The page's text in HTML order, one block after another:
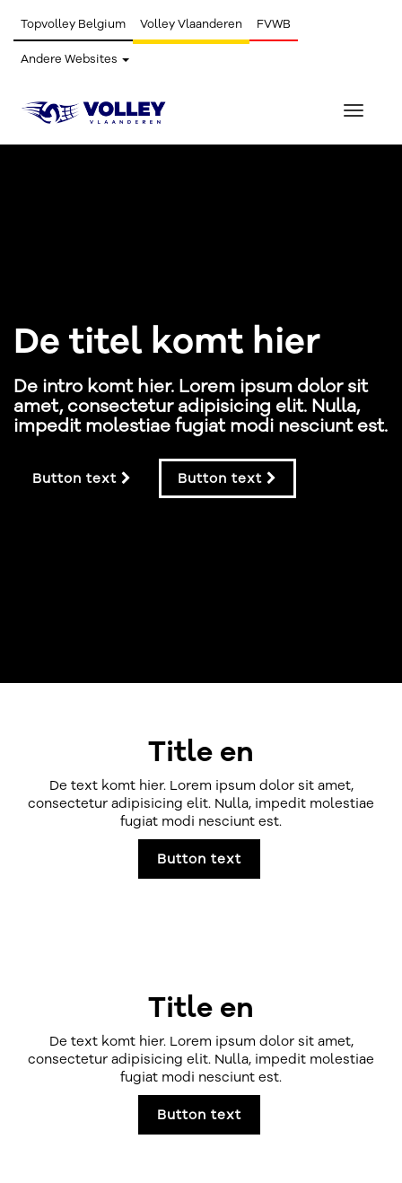
Topvolley Belgium Volley Vlaanderen FVWB
Andere Websites
Toggle
De titel komt hier
De intro komt hier. Lorem ipsum dolor sit
amet, consectetur adipisicing elit. Nulla,
impedit molestiae fugiat modi nesciunt est.
Button text Button text
Title en
De text komt hier. Lorem ipsum dolor sit amet,
consectetur adipisicing elit. Nulla, impedit molestiae
fugiat modi nesciunt est.
Button text
Title en
De text komt hier. Lorem ipsum dolor sit amet,
consectetur adipisicing elit. Nulla, impedit molestiae
fugiat modi nesciunt est.
Button text